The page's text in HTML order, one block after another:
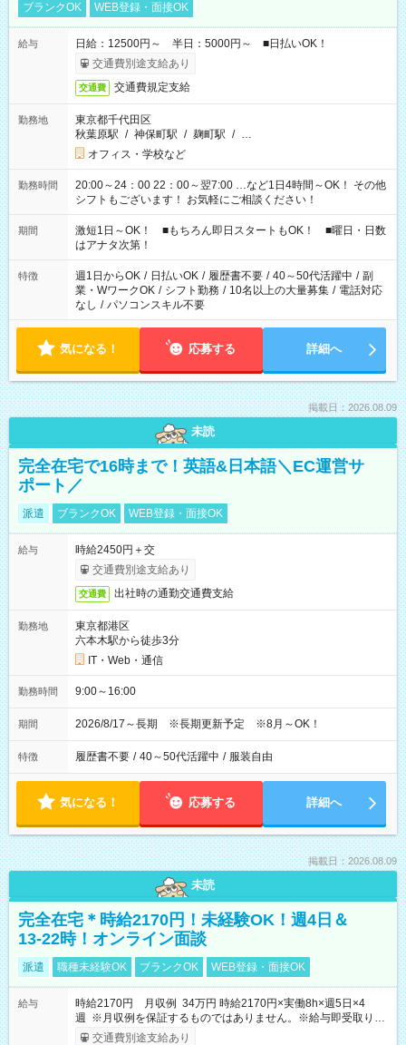
ブランクOK
WEB登録・面接OK
給与
日給：12500円～ 半日：5000円～ ■日払いOK！
交通費別途支給あり
交通費 交通費規定支給
勤務地
東京都千代田区
秋葉原駅 / 神保町駅 / 麹町駅 / …
オフィス・学校など
勤務時間
20:00～24：00 22：00～翌7:00 …など1日4時間～OK！ その他
シフトもございます！ お気軽にご相談ください！
期間
激短1日～OK！ ■もちろん即日スタートもOK！ ■曜日・日数
はアナタ次第！
特徴 週1日からOK / 日払いOK / 履歴書不要 / 40～50代活躍中 / 副
業・WワークOK / シフト勤務 / 10名以上の大量募集 / 電話対応
なし / パソコンスキル不要
気になる！ 応募する 詳細へ
掲載日：2026.08.09
未読
完全在宅で16時まで！英語&日本語＼EC運営サ
ポート／
派遣 ブランクOK WEB登録・面接OK
給与
時給2450円＋交
交通費別途支給あり
交通費 出社時の通勤交通費支給
勤務地
東京都港区
六本木駅から徒歩3分
IT・Web・通信
勤務時間 9:00～16:00
期間 2026/8/17～長期 ※長期更新予定 ※8月～OK！
特徴 履歴書不要 / 40～50代活躍中 / 服装自由
気になる！ 応募する 詳細へ
掲載日：2026.08.09
未読
完全在宅＊時給2170円！未経験OK！週4日＆
13-22時！オンライン面談
派遣 職種未経験OK ブランクOK WEB登録・面接OK
給与
時給2170円 月収例 34万円 時給2170円×実働8h×週5日×4
週 ※月収例を保証するものではありません。※給与即受取りサ
ービス利用可（利用条件有）
交通費別途支給あり